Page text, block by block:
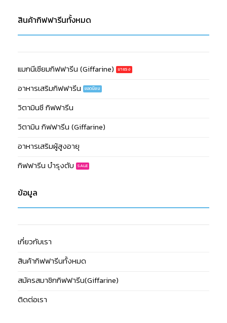
สินค้ากิฟฟารีนทั้งหมด
แมกนีเซียมกิฟฟารีน (Giffarine)
อาหารเสริมกิฟฟารีน
วิตามินซี กิฟฟารีน
วิตามิน กิฟฟารีน (Giffarine)
อาหารเสริมผู้สูงอายุ
กิฟฟารีน บำรุงตับ
ข้อมูล
เกี่ยวกับเรา
สินค้ากิฟฟารีนทั้งหมด
สมัครสมาชิกกิฟฟารีน(Giffarine)
ติดต่อเรา